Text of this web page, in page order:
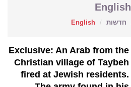
English
חדשות English
Exclusive: An Arab from the
Christian village of Taybeh
fired at Jewish residents.